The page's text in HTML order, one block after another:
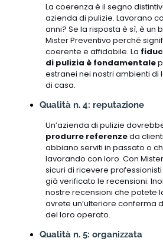
La coerenza è il segno
azienda di pulizie. Lavorano
anni? Se la risposta è sì, è un
Mister Preventivo perché
coerente e affidabile. La
di pulizia è fondamentale
estranei nei nostri ambienti di
di casa.
Qualità n. 4: reputazione
Un’azienda di pulizie
produrre referenzeda
abbiano serviti in passato o
lavorando con loro. Con
sicuri di ricevere
già verificato le recensioni.
nostre recensioni che potete
avrete un’ulteriore conferma
del loro operato.
Qualità n. 5: organizzata